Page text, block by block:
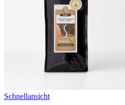
Schnellansicht